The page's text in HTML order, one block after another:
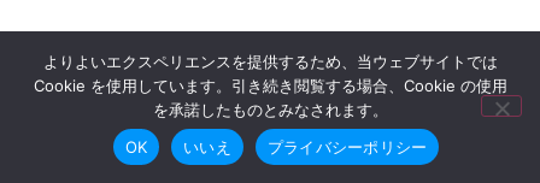
よりよいエクスペリエンスを提供するため、当ウェブサイトでは
Cookie を使用しています。引き続き閲覧する場合、Cookie の使用
を承諾したものとみなされます。
OK
いいえ プライバシーポリシー